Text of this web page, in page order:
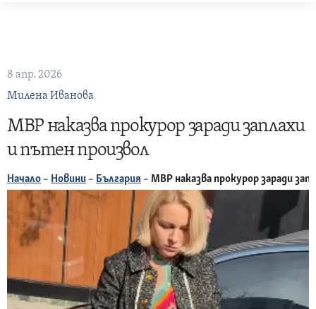
8 апр. 2026
Милена Иванова
МВР наказва прокурор заради заплахи
и пътен произвол
Начало – Новини – България – МВР наказва прокурор заради